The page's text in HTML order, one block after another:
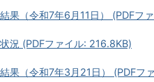
果（令和7年6月11日） (PDFフ
況 (PDFファイル: 216.8KB)
果（令和7年3月21日） (PDFフ